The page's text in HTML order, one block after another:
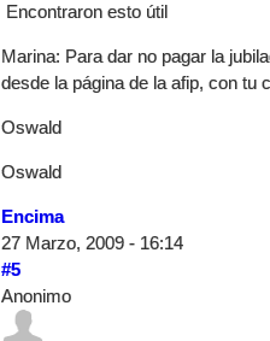
Encontraron esto útil
Marina: Para dar no pagar la
desde la página de la afip, con tu
Oswald
Oswald
Encima
27 Marzo, 2009 - 16:14
#5
Anonimo